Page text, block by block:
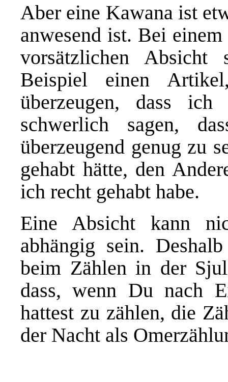
Aber eine Kawana ist
anwesend ist. Bei
vorsätzlichen Absicht
Beispiel einen
überzeugen, dass
schwerlich sagen,
überzeugend genug zu
gehabt hätte, den
ich recht gehabt habe.
Eine Absicht kann
abhängig sein.
beim Zählen in der
dass, wenn Du nach
hattest zu zählen, die
der Nacht als